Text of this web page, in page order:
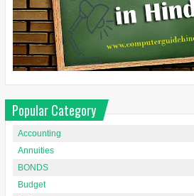
Popular Category
Accounting
Annuities
BONDS
Budget